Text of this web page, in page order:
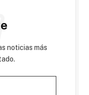
noticias más